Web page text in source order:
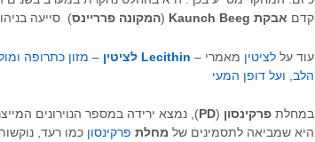
קדם אבקת Kaunch Beeg
(המקונה פרריינס) סייעה
עוד על לציטין מאמרי – Lecithin לציטין – מזון כתרופה
הלב, ועל דופן המעי
במחלת פרקינסון (
PD), נמצא ירידה במספר הנוירונים
היא שמביאה לתסמינים של מחלת פרקינסון כמו רעד,